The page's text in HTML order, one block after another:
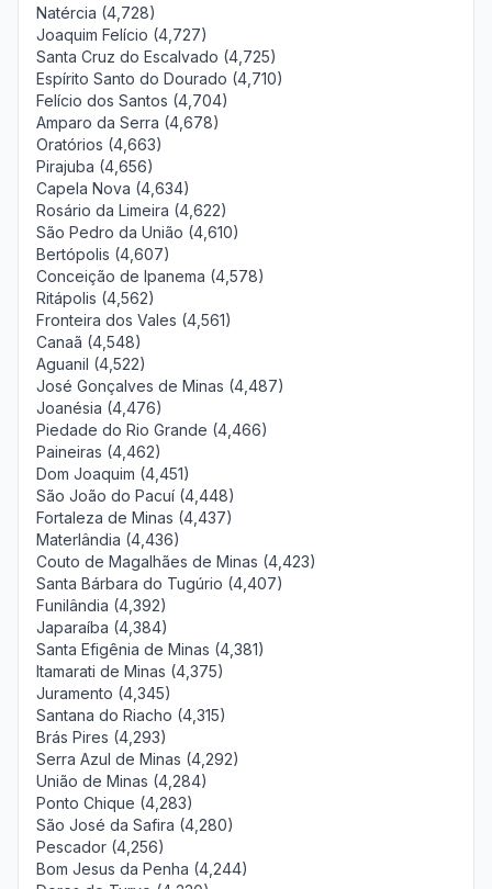
Natércia (4,728)
Joaquim Felício (4,727)
Santa Cruz do Escalvado (4,725)
Espírito Santo do Dourado (4,710)
Felício dos Santos (4,704)
Amparo da Serra (4,678)
Oratórios (4,663)
Pirajuba (4,656)
Capela Nova (4,634)
Rosário da Limeira (4,622)
São Pedro da União (4,610)
Bertópolis (4,607)
Conceição de Ipanema (4,578)
Ritápolis (4,562)
Fronteira dos Vales (4,561)
Canaã (4,548)
Aguanil (4,522)
José Gonçalves de Minas (4,487)
Joanésia (4,476)
Piedade do Rio Grande (4,466)
Paineiras (4,462)
Dom Joaquim (4,451)
São João do Pacuí (4,448)
Fortaleza de Minas (4,437)
Materlândia (4,436)
Couto de Magalhães de Minas (4,423)
Santa Bárbara do Tugúrio (4,407)
Funilândia (4,392)
Japaraíba (4,384)
Santa Efigênia de Minas (4,381)
Itamarati de Minas (4,375)
Juramento (4,345)
Santana do Riacho (4,315)
Brás Pires (4,293)
Serra Azul de Minas (4,292)
União de Minas (4,284)
Ponto Chique (4,283)
São José da Safira (4,280)
Pescador (4,256)
Bom Jesus da Penha (4,244)